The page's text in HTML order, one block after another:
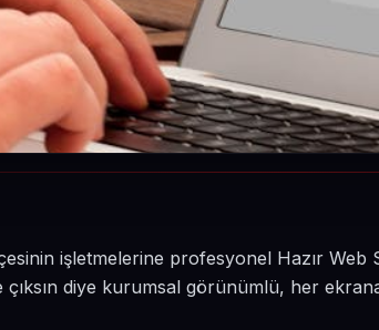
işletmelerine profesyonel Hazır Web
çıksın diye kurumsal görünümlü, her